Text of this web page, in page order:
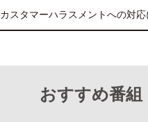
カスタマーハラスメントへの対
おすすめ番組